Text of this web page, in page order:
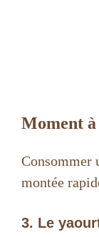
Moment
Consommer
montée
3. Le